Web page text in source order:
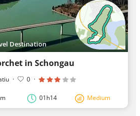
Destination
in Schongau
· 0 ·
01h14 Medium